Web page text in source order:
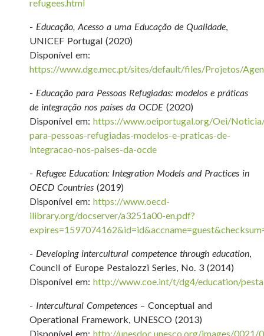
refugees.html
- Educação, Acesso a uma Educação de Qualidade,
UNICEF Portugal (2020)
Disponível em:
https://www.dge.mec.pt/sites/default/files/Projetos/
- Educação para Pessoas Refugiadas: modelos e práticas
de integração nos países da OCDE (2020)
Disponível em: https://www.oeiportugal.org/Oei/
para-pessoas-refugiadas-modelos-e-praticas-de-
integracao-nos-paises-da-ocde
- Refugee Education: Integration Models and Practices in
OECD Countries (2019)
Disponível em: https://www.oecd-
ilibrary.org/docserver/a3251a00-en.pdf?
- Developing intercultural competence through education,
Council of Europe Pestalozzi Series, No. 3 (2014)
Disponível em: http://www.coe.int/t/dg4/education/
- Intercultural Competences – Conceptual and
Operational Framework, UNESCO (2013)
Disponível em: http://unesdoc.unesco.org/images/